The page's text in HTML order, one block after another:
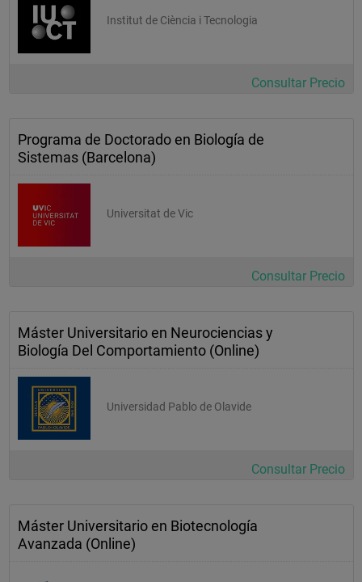
Institut de Ciència i Tecnologia
Consultar Precio
Programa de Doctorado en Biología de
Sistemas (Barcelona)
Universitat de Vic
Consultar Precio
Máster Universitario en Neurociencias y
Biología Del Comportamiento (Online)
Universidad Pablo de Olavide
Consultar Precio
Máster Universitario en Biotecnología
Avanzada (Online)